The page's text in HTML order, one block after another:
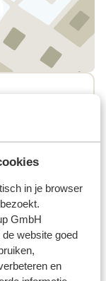
in je browser
GmbH
website goed
en